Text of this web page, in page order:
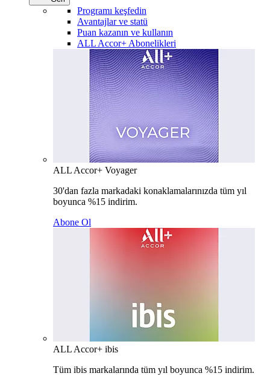
Programı keşfedin
Avantajlar ve statü
Puan kazanın ve kullanın
ALL Accor+ Abonelikleri
ALL Accor+ Voyager
30'dan fazla markadaki konaklamalarınızda tüm yıl
boyunca %15 indirim.
Abone Ol
ALL Accor+ ibis
Tüm ibis markalarında tüm yıl boyunca %15 indirim.